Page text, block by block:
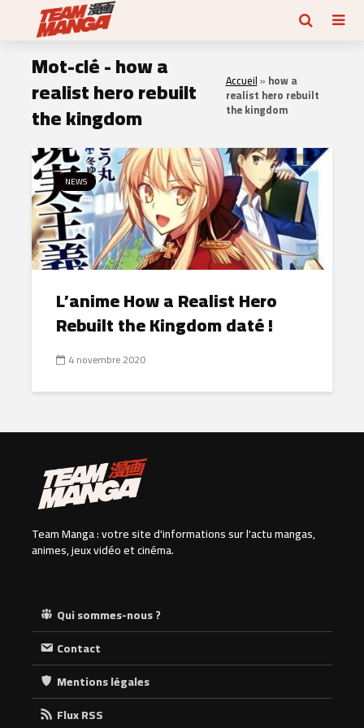
Mot-clé - how a
realist hero rebuilt
the kingdom
Accueil» how a
realist hero rebuilt
the kingdom
NEWS
L’anime How a Realist Hero
Rebuilt the Kingdom daté !
4 novembre 2020
Team Manga : votre site d'informations sur l'actu mangas,
animes, jeux vidéo et cinéma.
Qui sommes-nous ?
Contact
Mentions légales
Flux RSS